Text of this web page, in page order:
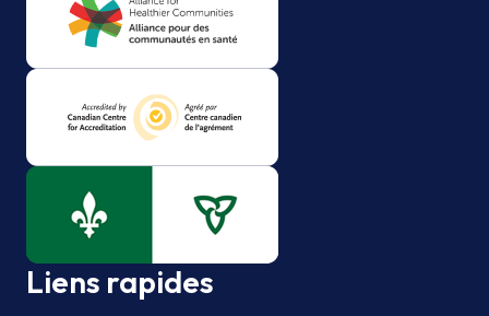
Liens rapides